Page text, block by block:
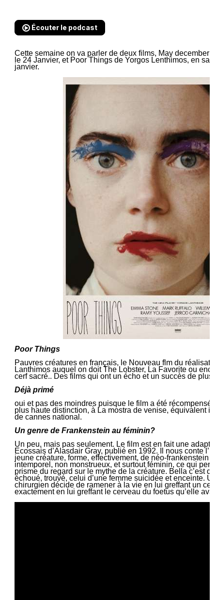
Écouter le podcast
Cette semaine on va parler de deux films, May december
le 24 Janvier, et Poor Things de Yorgos Lenthimos, en
janvier.
Poor Things
Pauvres créatures en français, le Nouveau flm du
Lanthimos auquel on doit The Lobster, La Favorite ou
cerf sacré.. Des films qui ont un écho et un succès de plus
Déjà primé
oui et pas des moindres puisque le film a été récompensé
plus haute distinction, à La mostra de venise, équivalent
de cannes national.
Un genre de Frankenstein au féminin?
Un peu, mais pas seulement. Le film est en fait une
Ecossais d’Alasdair Gray, publié en 1992. Il nous conte
jeune créature, forme, effectivement, de néo-frankenstein
intemporel, non monstrueux, et surtout féminin, ce qui
prisme du regard sur le mythe de la créature. Bella c’est
échoué, trouvé, celui d’une femme suicidée et enceinte.
chirurgien décide de ramener à la vie en lui greffant un
exactement en lui greffant le cerveau du foetus qu’elle